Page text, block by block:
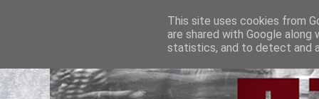
This site uses cookies from
are shared with Google
statistics, and to detect and